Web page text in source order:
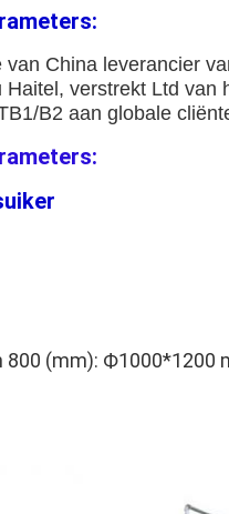
China leverancier
verstrekt Ltd van
B2 aan globale
800 (mm): Ф1000*1200